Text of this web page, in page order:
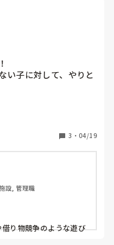
赤ちゃんが産まれお兄
たが2月に入り，振
き。暴れる。
ります。
てしまっています。
のでしょうか？
全てやる。
がつけてあげ、手を洗
がひねれなくなったゃ
ちょっと手伝って！」
すが○○君！先生も出
るのもいいかもしれま
少しでも彼の成長に繋
い子に対して、やりと
びを取り入れているの
意せずに出来るフル
しいです！
3 ・ 04/19
設, 管理職
り物競争のような遊び